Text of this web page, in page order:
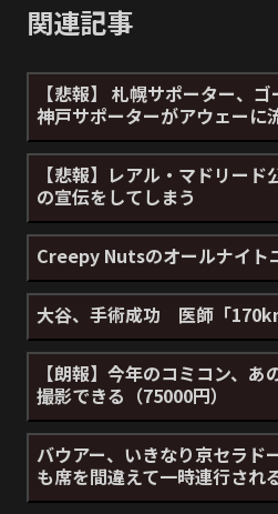
関連記事
【悲報】 札幌サポーター、
神戸サポーターがアウェーに
【悲報】レアル・マドリー
の宣伝をしてしまう
Creepy Nutsのオールナイト
大谷、手術成功 医師「
【朗報】今年のコミコン、
撮影できる（75000円）
バウアー、いきなり京セラド
も席を間違えて一時連行され